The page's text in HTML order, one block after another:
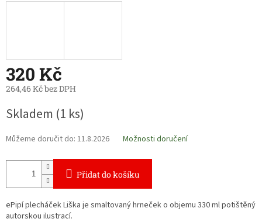
320 Kč
264,46 Kč bez DPH
cena:
Skladem (1 ks)
Můžeme doručit do: 11.8.2026 Možnosti doručení
Přidat do košíku
ePipí plecháček Liška je smaltovaný hrneček o objemu 330 ml potištěný
autorskou ilustrací.